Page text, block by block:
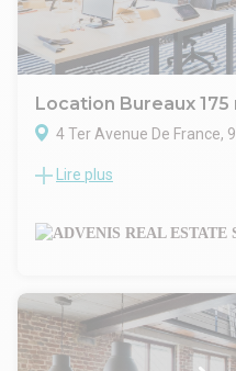
Location Bureaux 175
4 Ter Avenue De France,
ADVENIS CONSEIL vous
Surfaces en bon état
Ascenseur, fibre optique,
interphone/digicode qui
services de proximité.
Transports en communs
Lire plus